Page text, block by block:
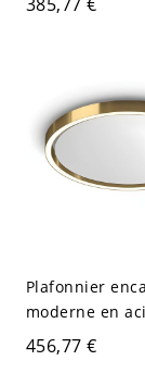
V-120 V 40,64 cm
Plafonnier
moderne en
inoxydable
sans paliers et
456,77 €